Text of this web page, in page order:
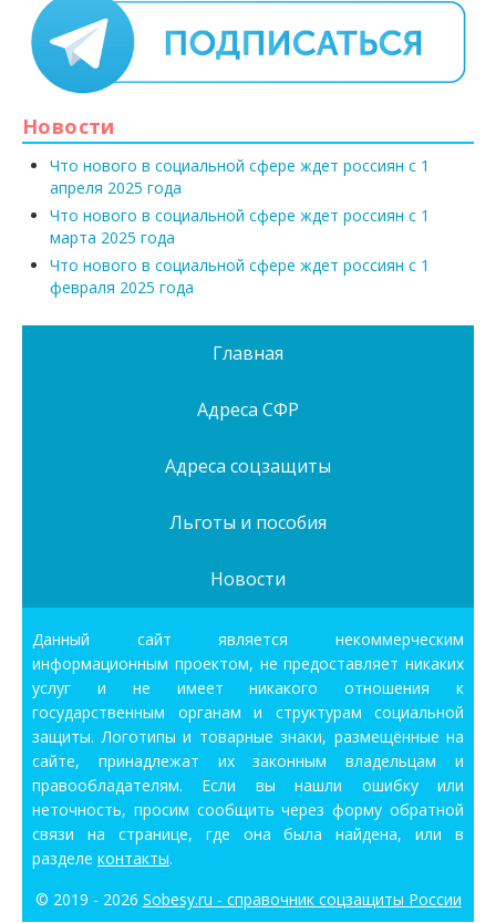
Новости
Что нового в социальной сфере ждет россиян с 1
апреля 2025 года
Что нового в социальной сфере ждет россиян с 1
марта 2025 года
Что нового в социальной сфере ждет россиян с 1
февраля 2025 года
Главная
Адреса СФР
Адреса соцзащиты
Льготы и пособия
Новости
Данный сайт является некоммерческим
информационным проектом, не предоставляет никаких
услуг и не имеет никакого отношения к
государственным органам и структурам социальной
защиты. Логотипы и товарные знаки, размещённые на
сайте, принадлежат их законным владельцам и
правообладателям. Если вы нашли ошибку или
неточность, просим сообщить через форму обратной
связи на странице, где она была найдена, или в
разделе контакты.
© 2019 - 2026 Sobesy.ru - справочник соцзащиты России